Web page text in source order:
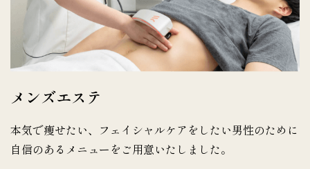
メンズエステ
本気で痩せたい、フェイシャルケアをしたい男性のために
自信のあるメニューをご用意いたしました。